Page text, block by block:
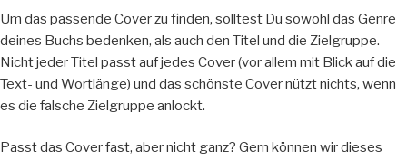
Um das passende Cover zu finden, solltest Du sowohl das Genre
deines Buchs bedenken, als auch den Titel und die Zielgruppe.
Nicht jeder Titel passt auf jedes Cover (vor allem mit Blick auf die
Text- und Wortlänge) und das schönste Cover nützt nichts, wenn
es die falsche Zielgruppe anlockt.
Passt das Cover fast, aber nicht ganz? Gern können wir dieses